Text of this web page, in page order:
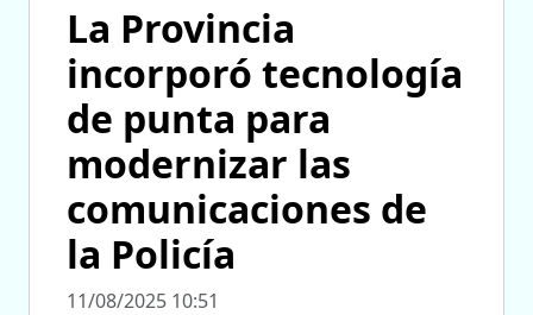
La Provincia
incorporó tecnología
de punta para
modernizar las
comunicaciones de
la Policía
11/08/2025 10:51